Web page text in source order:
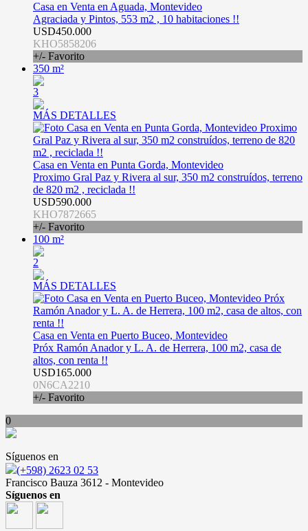
Casa en Venta en Aguada, Montevideo
Agraciada y Pintos, 553 m2 , 10 habitaciones !!
USD450.000
KHO5858206
+/- Favorito
350 m²
3
MÁS DETALLES
Casa en Venta en Punta Gorda, Montevideo
Proximo Gral Paz y Rivera al sur, 350 m2 construídos, terreno
de 820 m2 , reciclada !!
USD590.000
KHO7872665
+/- Favorito
100 m²
2
MÁS DETALLES
Casa en Venta en Puerto Buceo, Montevideo
Próx Ramón Anador y L. A. de Herrera, 100 m2, casa de
altos, con renta !!
USD165.000
0N6CA2210
+/- Favorito
0
Síguenos en
(+598) 2623 02 53
Francisco Bauza 3612 - Montevideo
Síguenos en